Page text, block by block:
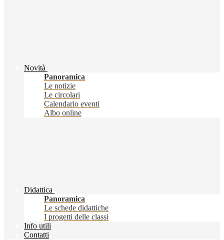
Novità
Panoramica
Le notizie
Le circolari
Calendario eventi
Albo online
Didattica
Panoramica
Le schede didattiche
I progetti delle classi
Info utili
Contatti